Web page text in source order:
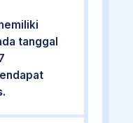
tanggal
.